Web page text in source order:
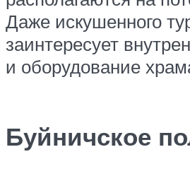
Даже искушенного
заинтересует
и оборудование
Буйничское